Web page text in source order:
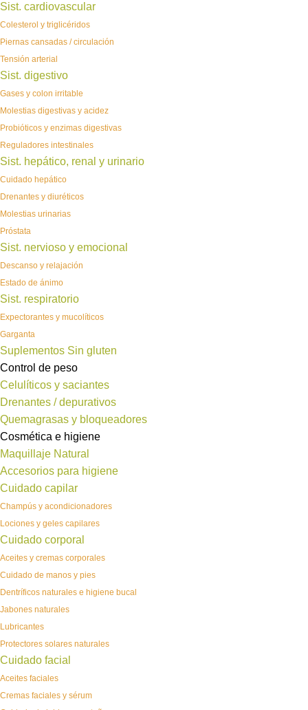
Sist. cardiovascular
Colesterol y triglicéridos
Piernas cansadas / circulación
Tensión arterial
Sist. digestivo
Gases y colon irritable
Molestias digestivas y acidez
Probióticos y enzimas digestivas
Reguladores intestinales
Sist. hepático, renal y urinario
Cuidado hepático
Drenantes y diuréticos
Molestias urinarias
Próstata
Sist. nervioso y emocional
Descanso y relajación
Estado de ánimo
Sist. respiratorio
Expectorantes y mucolíticos
Garganta
Suplementos Sin gluten
Control de peso
Celulíticos y saciantes
Drenantes / depurativos
Quemagrasas y bloqueadores
Cosmética e higiene
Maquillaje Natural
Accesorios para higiene
Cuidado capilar
Champús y acondicionadores
Lociones y geles capilares
Cuidado corporal
Aceites y cremas corporales
Cuidado de manos y pies
Dentríficos naturales e higiene bucal
Jabones naturales
Lubricantes
Protectores solares naturales
Cuidado facial
Aceites faciales
Cremas faciales y sérum